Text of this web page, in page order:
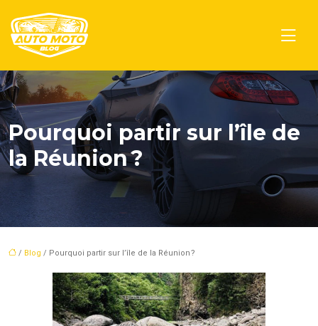
Pourquoi partir sur l’île de
la Réunion ?
/ Blog / Pourquoi partir sur l’île de la Réunion ?